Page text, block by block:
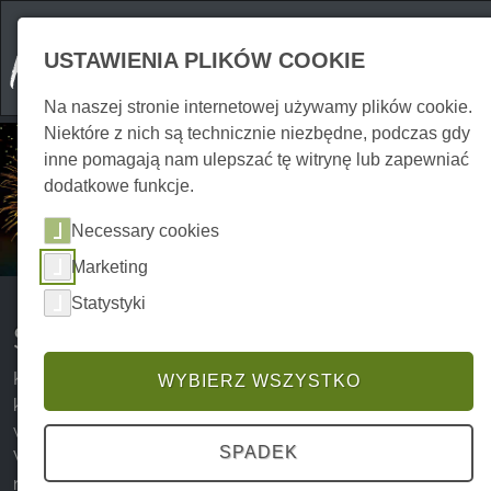
Sylwester w górach Harz
Kiedy w górach Harz stopniowo przewracane są ostatnie
kartki kalendarza, a ośnieżony zimowy krajobraz oferuje
wyjątkową atmosferę, Sylwester jest tuż za rogiem.
Wielu wczasowiczów z Harzu przyjeżdża do
malowniczego regionu na Sylwestra, aby spędzić
USTAWIENIA PLIKÓW COOKIE
Na naszej stronie internetowej używamy plików cookie.
Niektóre z nich są technicznie niezbędne, podczas gdy
inne pomagają nam ulepszać tę witrynę lub zapewniać
dodatkowe funkcje.
Necessary cookies
Marketing
Statystyki
WYBIERZ WSZYSTKO
SPADEK